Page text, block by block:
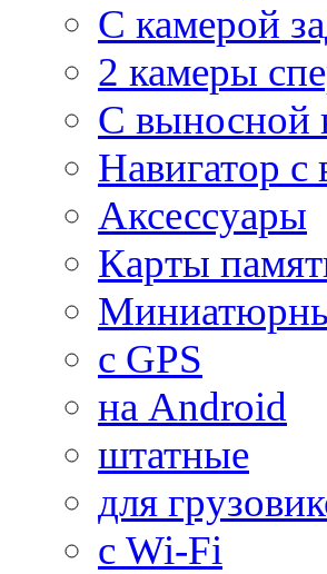
С камерой
2 камеры
С выносной
Навигатор с
Аксессуары
Карты
с GPS
на Android
штатные
для
с Wi-Fi